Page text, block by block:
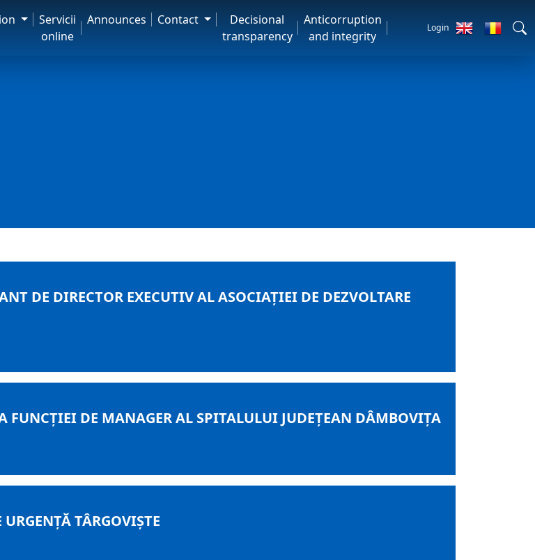
Servicii
online
Announces Contact
Decisional
transparency
Anticorruption
and integrity
Login
DE DIRECTOR EXECUTIV AL ASOCIAȚIEI DE DEZVOLTARE
FUNCȚIEI DE MANAGER AL SPITALULUI JUDEȚEAN DÂMBOVIȚA
TÂRGOVIȘTE